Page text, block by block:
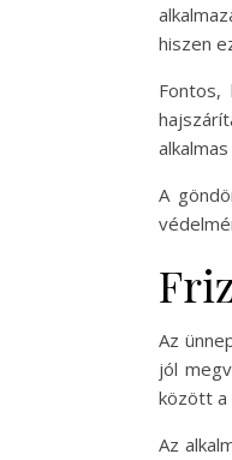
hiszen
Fontos,
A
Az
jól
között a
Az